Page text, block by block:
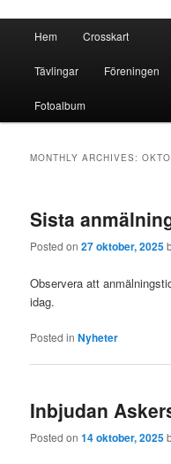
Crosskart
Skip to primary content
Skip to secondary content
Hem Crosskart
Tävlingar Föreningen
Fotoalbum
MONTHLY ARCHIVES:
Sista
Posted on27 oktober, 2025
Observera att
idag.
Posted in Nyheter
Inbjudan
Posted on14 oktober, 2025